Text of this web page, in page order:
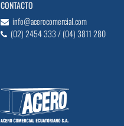
CONTACTO
info@acerocomercial.com
(02) 2454 333 / (04) 3811 280